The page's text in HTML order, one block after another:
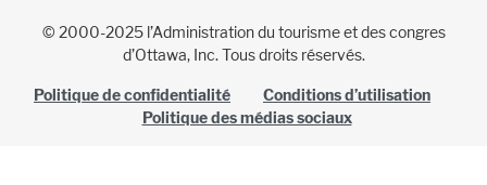
© 2000-2025 l’Administration du tourisme et des congres
d’Ottawa, Inc. Tous droits réservés.
Politique de confidentialité
Conditions d’utilisation
Politique des médias sociaux